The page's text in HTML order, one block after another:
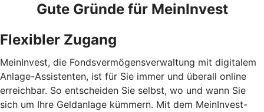
Gute Gründe für MeinInvest
Flexibler Zugang
MeinInvest, die Fondsvermögensverwaltung mit digitalem
Anlage-Assistenten, ist für Sie immer und überall online
erreichbar. So entscheiden Sie selbst, wo und wann Sie
sich um Ihre Geldanlage kümmern. Mit dem MeinInvest-